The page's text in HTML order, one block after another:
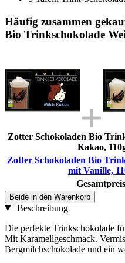
Häufig zusammen
Bio Trinkschokolade
Zotter Schokoladen Bio
Kakao,
Zotter Schokoladen Bio
mit Vanille,
Beide in den Warenkorb
Beschreibung
Die perfekte Trinkschokolade
Mit Karamellgeschmack.
Bergmilchschokolade und ein